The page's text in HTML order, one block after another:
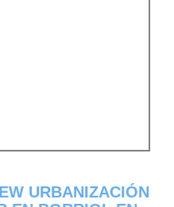
URBANIZACIÓN